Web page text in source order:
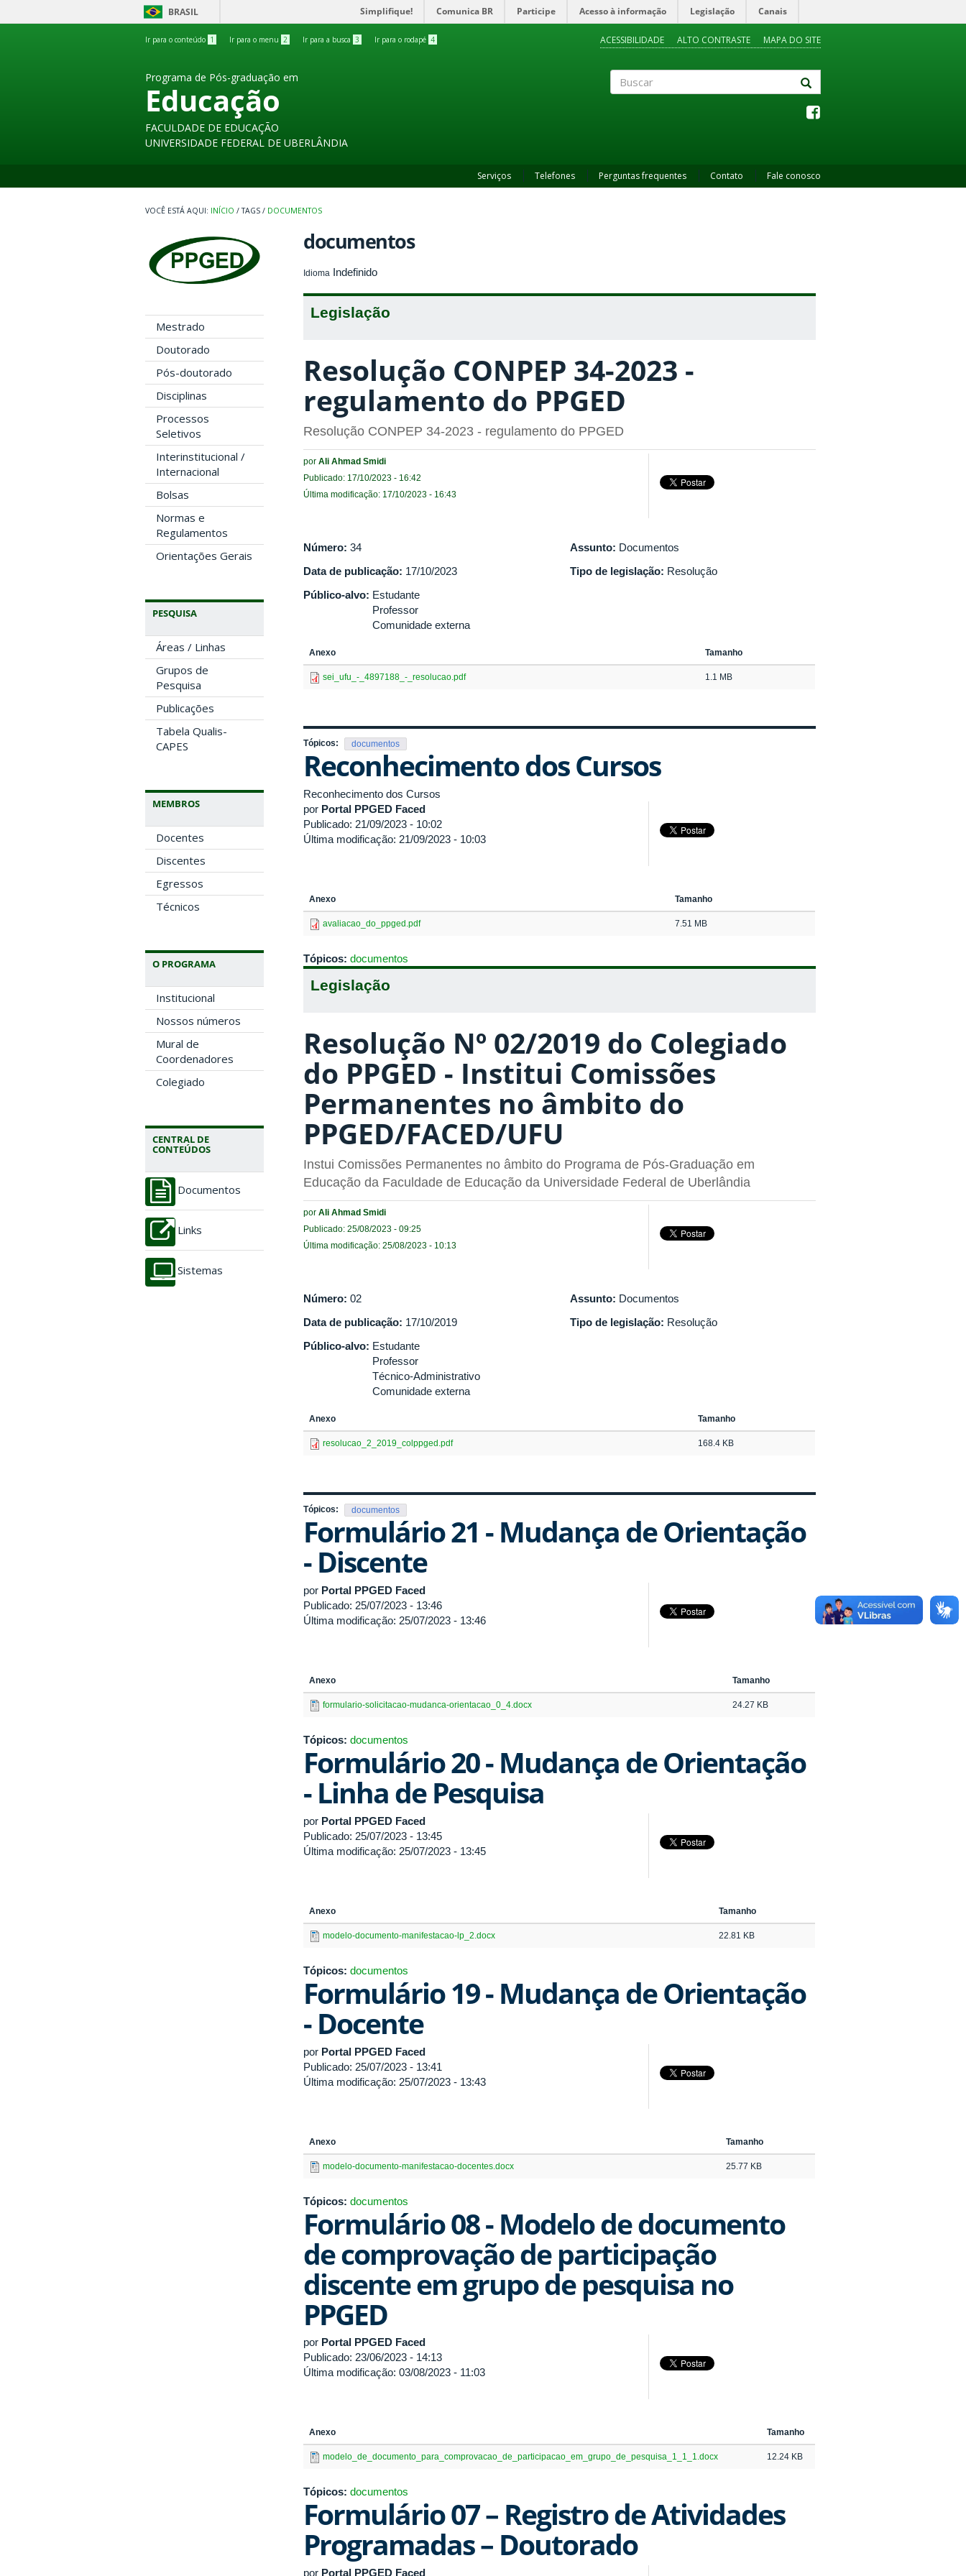
BRASIL Simplifique! Comunica BR Participe Acesso à informação Legislação Canais
Ir para o conteúdo 1 Ir para o menu 2 Ir para a busca 3 Ir para o rodapé 4 ACESSIBILIDADE ALTO CONTRASTE MAPA DO SITE
Programa de Pós-graduação em
Educação
FACULDADE DE EDUCAÇÃO
UNIVERSIDADE FEDERAL DE UBERLÂNDIA
Serviços Telefones Perguntas frequentes Contato Fale conosco
INÍCIO / TAGS / DOCUMENTOS
Mestrado
Doutorado
Pós-doutorado
Disciplinas
Processos
Seletivos
Interinstitucional /
Internacional
Bolsas
Normas e
Regulamentos
Orientações Gerais
PESQUISA
Áreas / Linhas
Grupos de
Pesquisa
Publicações
Tabela Qualis-
CAPES
MEMBROS
Docentes
Discentes
Egressos
Técnicos
O PROGRAMA
Institucional
Nossos números
Mural de
Coordenadores
Colegiado
CENTRAL DE
CONTEÚDOS
Documentos
Links
Sistemas
documentos
Idioma Indefinido
Legislação
Resolução CONPEP 34-2023 -
regulamento do PPGED
Resolução CONPEP 34-2023 - regulamento do PPGED
por Ali Ahmad Smidi
Publicado: 17/10/2023 - 16:42
Última modificação: 17/10/2023 - 16:43
Número: 34
Data de publicação: 17/10/2023
Público-alvo: Estudante
Professor
Comunidade externa
Assunto: Documentos
Tipo de legislação: Resolução
Anexo Tamanho
sei_ufu_-_4897188_-_resolucao.pdf 1.1 MB
Tópicos: documentos
Reconhecimento dos Cursos
Reconhecimento dos Cursos
por Portal PPGED Faced
Publicado: 21/09/2023 - 10:02
Última modificação: 21/09/2023 - 10:03
Anexo Tamanho
avaliacao_do_ppged.pdf 7.51 MB
Tópicos: documentos
Legislação
Resolução Nº 02/2019 do Colegiado
do PPGED - Institui Comissões
Permanentes no âmbito do
PPGED/FACED/UFU
Instui Comissões Permanentes no âmbito do Programa de Pós-Graduação em
Educação da Faculdade de Educação da Universidade Federal de Uberlândia
por Ali Ahmad Smidi
Publicado: 25/08/2023 - 09:25
Última modificação: 25/08/2023 - 10:13
Número: 02
Data de publicação: 17/10/2019
Público-alvo: Estudante
Professor
Técnico-Administrativo
Comunidade externa
Assunto: Documentos
Tipo de legislação: Resolução
Anexo Tamanho
resolucao_2_2019_colppged.pdf 168.4 KB
Tópicos: documentos
Formulário 21 - Mudança de Orientação
- Discente
por Portal PPGED Faced
Publicado: 25/07/2023 - 13:46
Última modificação: 25/07/2023 - 13:46
Anexo Tamanho
formulario-solicitacao-mudanca-orientacao_0_4.docx 24.27 KB
Tópicos: documentos
Formulário 20 - Mudança de Orientação
- Linha de Pesquisa
por Portal PPGED Faced
Publicado: 25/07/2023 - 13:45
Última modificação: 25/07/2023 - 13:45
Anexo Tamanho
modelo-documento-manifestacao-lp_2.docx 22.81 KB
Tópicos: documentos
Formulário 19 - Mudança de Orientação
- Docente
por Portal PPGED Faced
Publicado: 25/07/2023 - 13:41
Última modificação: 25/07/2023 - 13:43
Anexo Tamanho
modelo-documento-manifestacao-docentes.docx 25.77 KB
Tópicos: documentos
Formulário 08 - Modelo de documento
de comprovação de participação
discente em grupo de pesquisa no
PPGED
por Portal PPGED Faced
Publicado: 23/06/2023 - 14:13
Última modificação: 03/08/2023 - 11:03
Anexo Tamanho
modelo_de_documento_para_comprovacao_de_participacao_em_grupo_de_pesquisa_1_1_1.docx 12.24 KB
Tópicos: documentos
Formulário 07 – Registro de Atividades
Programadas – Doutorado
por Portal PPGED Faced